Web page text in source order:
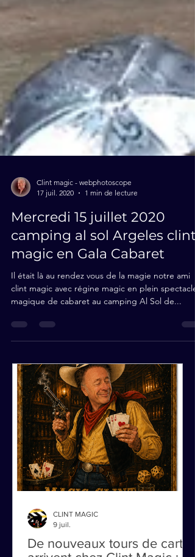
Clint magic - webphotoscope
17 juil. 2020
1 min de lecture
Mercredi 15 juillet 2020
camping al sol Argeles clint
magic en Gala Cabaret
Il était là au rendez vous de la magie notre ami
clint magic avec régine magic en plein spectacle
CLINT MAGIC
9 juil.